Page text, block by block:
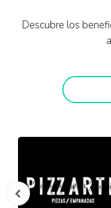
Descubre los